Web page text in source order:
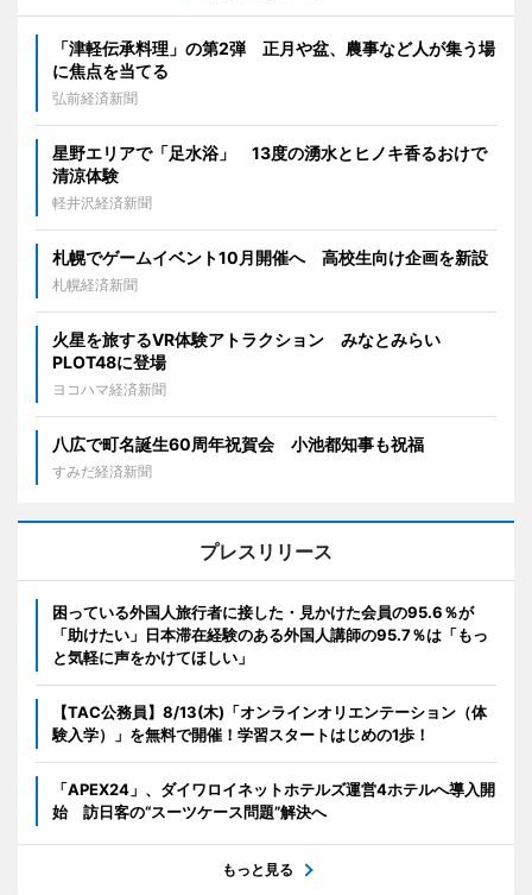
「津軽伝承料理」の第2弾 正月や盆、農事など人が集う場
に焦点を当てる
弘前経済新聞
星野エリアで「足水浴」 13度の湧水とヒノキ香るおけで
清涼体験
軽井沢経済新聞
札幌でゲームイベント10月開催へ 高校生向け企画を新設
札幌経済新聞
火星を旅するVR体験アトラクション みなとみらい
PLOT48に登場
ヨコハマ経済新聞
八広で町名誕生60周年祝賀会 小池都知事も祝福
すみだ経済新聞
プレスリリース
困っている外国人旅行者に接した・見かけた会員の95.6％が
「助けたい」日本滞在経験のある外国人講師の95.7％は「もっ
と気軽に声をかけてほしい」
【TAC公務員】8/13(木)「オンラインオリエンテーション（体
験入学）」を無料で開催！学習スタートはじめの1歩！
「APEX24」、ダイワロイネットホテルズ運営4ホテルへ導入開
始 訪日客の“スーツケース問題”解決へ
もっと見る